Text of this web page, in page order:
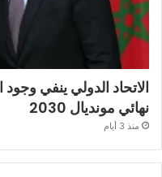
الاتحاد الدولي ينفي
نهائي مونديال 2030
منذ 3 أيام